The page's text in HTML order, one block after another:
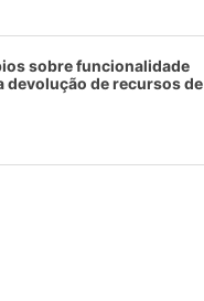
sobre funcionalidade
devolução de recursos de